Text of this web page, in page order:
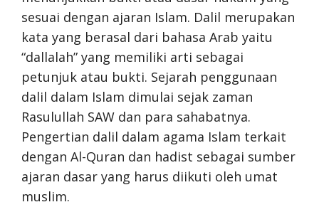
sesuai dengan ajaran Islam. Dalil merupakan
kata yang berasal dari bahasa Arab yaitu
“dallalah” yang memiliki arti sebagai
petunjuk atau bukti. Sejarah penggunaan
dalil dalam Islam dimulai sejak zaman
Rasulullah SAW dan para sahabatnya.
Pengertian dalil dalam agama Islam terkait
dengan Al-Quran dan hadist sebagai sumber
ajaran dasar yang harus diikuti oleh umat
muslim.